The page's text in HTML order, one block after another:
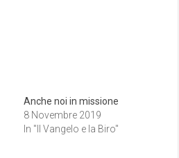
Anche noi in missione
8 Novembre 2019
In "Il Vangelo e la Biro"